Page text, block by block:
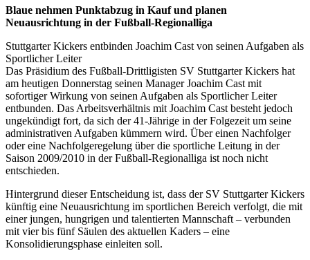
um
die
Lizenz
Blaue nehmen Punktabzug in Kauf und planen
Neuausrichtung in der Fußball-Regionalliga
Stuttgarter Kickers entbinden Joachim Cast von seinen Aufgaben als
Sportlicher Leiter
Das Präsidium des Fußball-Drittligisten SV Stuttgarter Kickers hat
am heutigen Donnerstag seinen Manager Joachim Cast mit
sofortiger Wirkung von seinen Aufgaben als Sportlicher Leiter
entbunden. Das Arbeitsverhältnis mit Joachim Cast besteht jedoch
ungekündigt fort, da sich der 41-Jährige in der Folgezeit um seine
administrativen Aufgaben kümmern wird. Über einen Nachfolger
oder eine Nachfolgeregelung über die sportliche Leitung in der
Saison 2009/2010 in der Fußball-Regionalliga ist noch nicht
entschieden.
Hintergrund dieser Entscheidung ist, dass der SV Stuttgarter Kickers
künftig eine Neuausrichtung im sportlichen Bereich verfolgt, die mit
einer jungen, hungrigen und talentierten Mannschaft – verbunden
mit vier bis fünf Säulen des aktuellen Kaders – eine
Konsolidierungsphase einleiten soll.